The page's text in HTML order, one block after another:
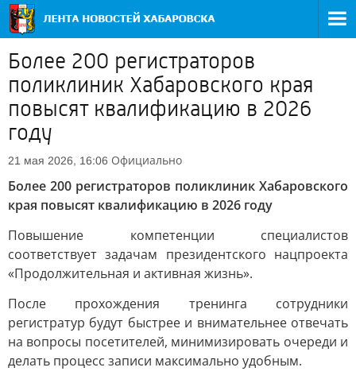
Более 200 регистраторов
поликлиник Хабаровского края
повысят квалификацию в 2026
году
21 мая 2026, 16:06 Официально
Более 200 регистраторов поликлиник Хабаровского
края повысят квалификацию в 2026 году
Повышение компетенции специалистов
соответствует задачам президентского нацпроекта
«Продолжительная и активная жизнь».
После прохождения тренинга сотрудники
регистратур будут быстрее и внимательнее отвечать
на вопросы посетителей, минимизировать очереди и
делать процесс записи максимально удобным.